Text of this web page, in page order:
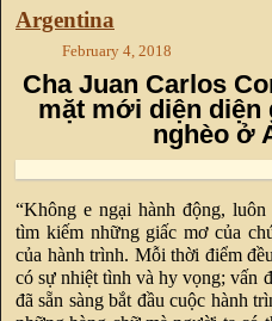
Argentina
February 4, 2018
Cha Juan Carlos
mặt mới diện
nghèo ở
“Không e ngại hành động,
tìm kiếm những giấc mơ của
của hành trình. Mỗi thời điểm
có sự nhiệt tình và hy vọng; vấn
đã sẵn sàng bắt đầu cuộc hành